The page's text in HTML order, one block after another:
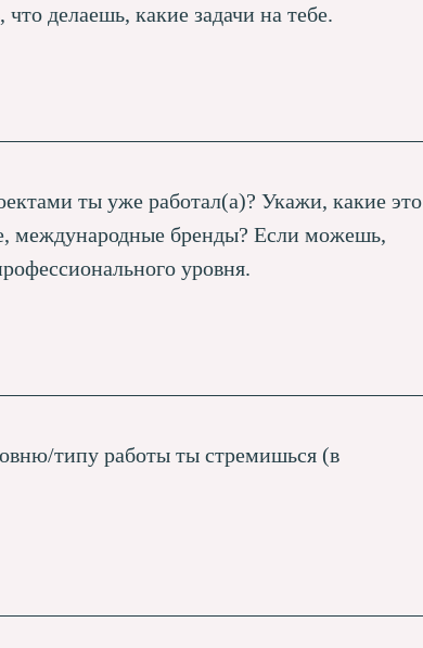
делаешь, какие задачи на тебе.
ты уже работал(а)? Укажи, какие это
международные бренды? Если можешь,
уровня.
типу работы ты стремишься (в